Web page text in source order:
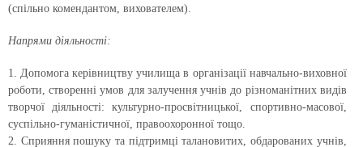
(спільно комендантом, вихователем).
Напрями діяльності:
1. Допомога керівництву училища в організації навчально-виховної
роботи, створенні умов для залучення учнів до різноманітних видів
творчої діяльності: культурно-просвітницької, спортивно-масової,
суспільно-гуманістичної, правоохоронної тощо.
2. Сприяння пошуку та підтримці талановитих, обдарованих учнів,